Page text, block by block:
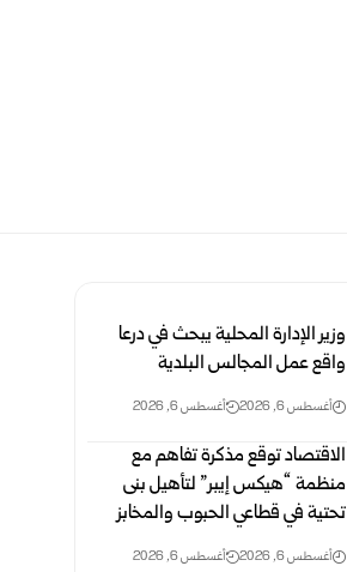
وزير الإدارة المحلية يبحث في درعا
واقع عمل المجالس البلدية
أغسطس 6, 2026 أغسطس 6, 2026
الاقتصاد توقع مذكرة تفاهم ‏مع
منظمة “هيكس إيبر” لتأهيل بنى
تحتية في قطاعي الحبوب والمخابز
أغسطس 6, 2026 أغسطس 6, 2026